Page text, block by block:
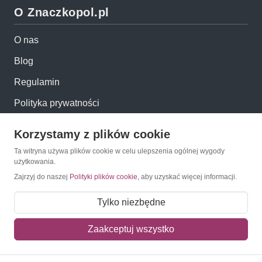
O Znaczkopol.pl
O nas
Blog
Regulamin
Polityka prywatności
Obsługa klienta
Pomoc i FAQ
Sposoby płatności
Korzystamy z plików cookie
Ta witryna używa plików cookie w celu ulepszenia ogólnej wygody
użytkowania.
Zajrzyj do naszej Polityki plików cookie, aby uzyskać więcej informacji.
Tylko niezbędne
Zaakceptuj wszystko